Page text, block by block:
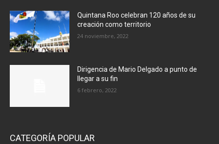
Quintana Roo celebran 120 años de su
creación como territorio
24 noviembre, 2022
Dirigencia de Mario Delgado a punto de
llegar a su fin
6 febrero, 2022
CATEGORÍA POPULAR